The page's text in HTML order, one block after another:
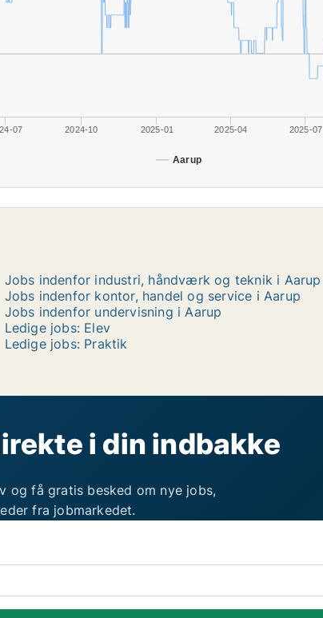
Aarup
07 2024-10 2025-01 2025-04 2025-07
Jobs indenfor industri, håndværk og teknik i Aarup
Jobs indenfor kontor, handel og service i Aarup
Jobs indenfor undervisning i Aarup
Ledige jobs: Elev
Ledige jobs: Praktik
i din indbakke
og få gratis besked om nye jobs,
fra jobmarkedet.